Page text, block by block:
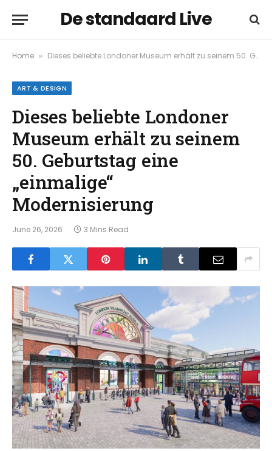
De standaard Live
Home » Dieses beliebte Londoner Museum erhält zu seinem 50. Geburtstag eine „einmalige“ Modernisierung
ART & DESIGN
Dieses beliebte Londoner
Museum erhält zu seinem
50. Geburtstag eine
„einmalige“
Modernisierung
June 26, 2026 3 Mins Read